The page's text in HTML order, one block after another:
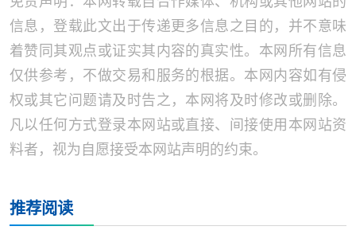
信息，登载此文出于传递更多信息之目的，并不意味
着赞同其观点或证实其内容的真实性。本网所有信息
仅供参考，不做交易和服务的根据。本网内容如有侵
权或其它问题请及时告之，本网将及时修改或删除。
凡以任何方式登录本网站或直接、间接使用本网站资
料者，视为自愿接受本网站声明的约束。
推荐阅读